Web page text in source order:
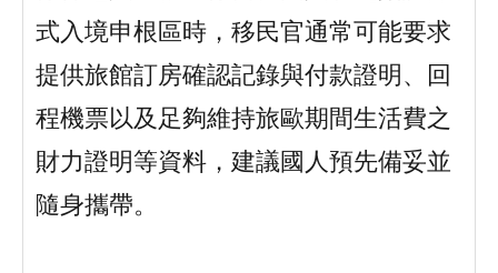
式入境申根區時，移民官通常可能要求
提供旅館訂房確認記錄與付款證明、回
程機票以及足夠維持旅歐期間生活費之
財力證明等資料，建議國人預先備妥並
隨身攜帶。